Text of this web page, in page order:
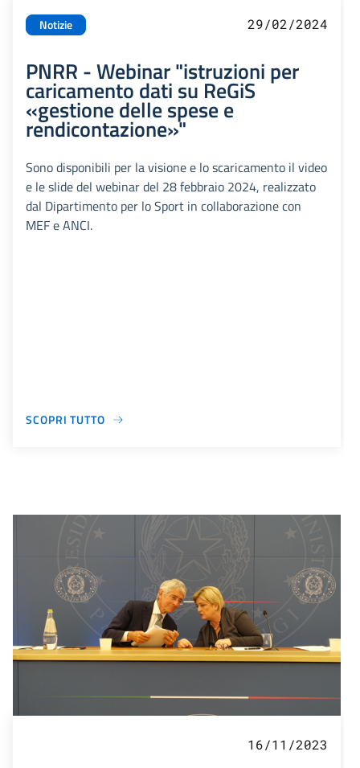
Notizie 29/02/2024
PNRR - Webinar "istruzioni per
caricamento dati su ReGiS
«gestione delle spese e
rendicontazione»"
Sono disponibili per la visione e lo scaricamento il video
e le slide del webinar del 28 febbraio 2024, realizzato
dal Dipartimento per lo Sport in collaborazione con
MEF e ANCI.
SCOPRI TUTTO
16/11/2023